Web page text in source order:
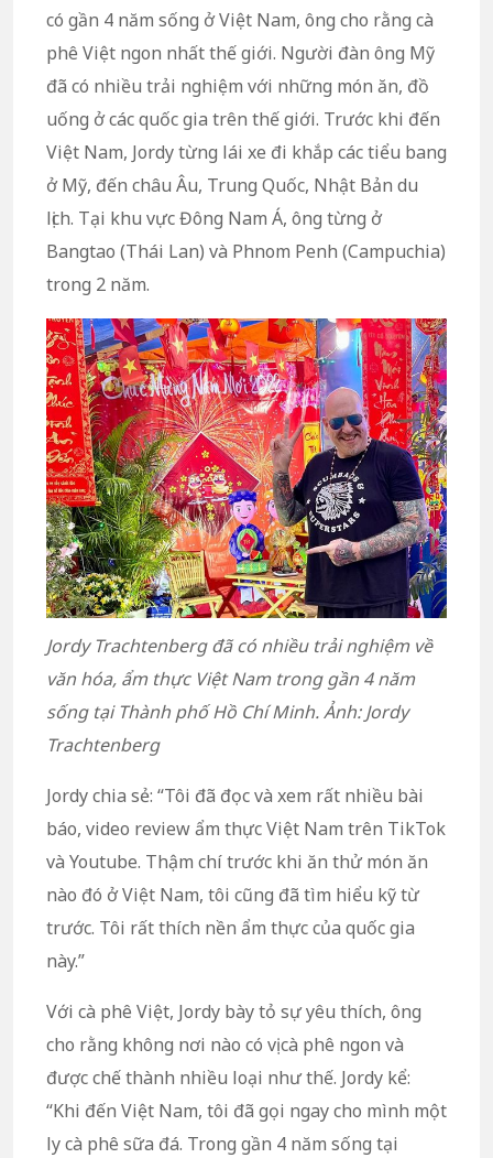
có gần 4 năm sống ở Việt Nam, ông cho rằng cà
phê Việt ngon nhất thế giới. Người đàn ông Mỹ
đã có nhiều trải nghiệm với những món ăn, đồ
uống ở các quốc gia trên thế giới. Trước khi đến
Việt Nam, Jordy từng lái xe đi khắp các tiểu bang
ở Mỹ, đến châu Âu, Trung Quốc, Nhật Bản du
lịch. Tại khu vực Đông Nam Á, ông từng ở
Bangtao (Thái Lan) và Phnom Penh (Campuchia)
trong 2 năm.
Jordy Trachtenberg đã có nhiều trải nghiệm về
văn hóa, ẩm thực Việt Nam trong gần 4 năm
sống tại Thành phố Hồ Chí Minh. Ảnh: Jordy
Trachtenberg
Jordy chia sẻ: “Tôi đã đọc và xem rất nhiều bài
báo, video review ẩm thực Việt Nam trên TikTok
và Youtube. Thậm chí trước khi ăn thử món ăn
nào đó ở Việt Nam, tôi cũng đã tìm hiểu kỹ từ
trước. Tôi rất thích nền ẩm thực của quốc gia
này.”
Với cà phê Việt, Jordy bày tỏ sự yêu thích, ông
cho rằng không nơi nào có vị cà phê ngon và
được chế thành nhiều loại như thế. Jordy kể:
“Khi đến Việt Nam, tôi đã gọi ngay cho mình một
ly cà phê sữa đá. Trong gần 4 năm sống tại